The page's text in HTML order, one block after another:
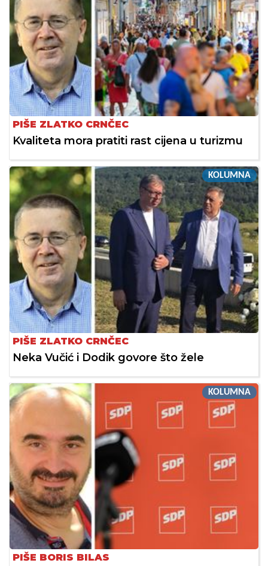
PIŠE ZLATKO CRNČEC
Kvaliteta mora pratiti rast cijena u turizmu
KOLUMNA
PIŠE ZLATKO CRNČEC
Neka Vučić i Dodik govore što žele
KOLUMNA
PIŠE BORIS BILAS